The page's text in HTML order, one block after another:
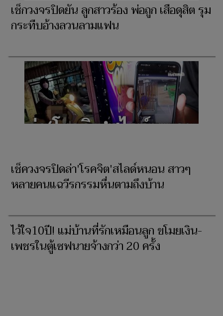
เช็กวงจรปิดยัน ลูกสาวร้อง พ่อถูก เสือดุสิต รุม
กระทืบอ้างลวนลามแฟน
เช็ควงจรปิดล่า'โรคจิต'สไลด์หนอน สาวๆ
หลายคนแฉวีรกรรมหื่นตามถึงบ้าน
ไว้ใจ10ปี! แม่บ้านที่รักเหมือนลูก ขโมยเงิน-
เพชรในตู้เซฟนายจ้างกว่า 20 ครั้ง